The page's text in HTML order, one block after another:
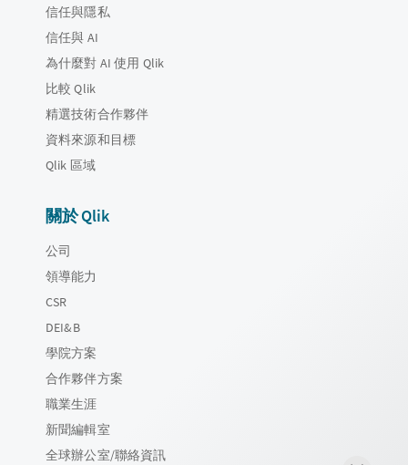
信任與隱私
信任與 AI
為什麼對 AI 使用 Qlik
比較 Qlik
精選技術合作夥伴
資料來源和目標
Qlik 區域
關於 Qlik
公司
領導能力
CSR
DEI&B
學院方案
合作夥伴方案
職業生涯
新聞編輯室
全球辦公室/聯絡資訊